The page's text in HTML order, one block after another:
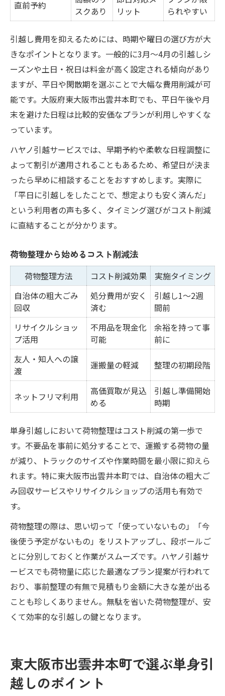
直前予約
スクあり
リット
られやすい
引越し費用を抑えるためには、時期や曜日の選び方が大
きなポイントとなります。一般的に3月～4月の引越しシ
ーズンや土日・祝日は料金が高く設定される傾向があり
ますが、平日や閑散期を選ぶことで大幅な費用削減が可
能です。大阪府東大阪市出雲井本町でも、平日午後や月
末を避けた日程は比較的安価なプランが利用しやすくな
っています。
ハヤノ引越サービスでは、早期予約や柔軟な日程調整に
よって割引が適用されることもあるため、希望日が決ま
ったら早めに相談することをおすすめします。実際に
「平日に引越しをしたことで、想定よりも安く済んだ」
という利用者の声も多く、タイミング選びがコスト削減
に直結することが分かります。
荷物整理から始めるコスト削減法
荷物整理方法 コスト削減効果
実施タイミング
自治体の粗大ごみ
回収
処分費用が安く
済む
引越し1〜2週
間前
リサイクルショッ
プ活用
不用品を現金化
可能
余裕を持って事
前に
友人・知人への譲
渡
運搬量の軽減 整理の初期段階
ネットフリマ利用
高価買取が見込
める
引越し準備開始
時期
単身引越しにおいて荷物整理はコスト削減の第一歩で
す。不要品を事前に処分することで、運搬する荷物の量
が減り、トラックのサイズや作業時間を最小限に抑えら
れます。特に東大阪市出雲井本町では、自治体の粗大ご
み回収サービスやリサイクルショップの活用も有効で
す。
荷物整理の際は、思い切って「使っていないもの」「今
後使う予定がないもの」をリストアップし、段ボールご
とに分別しておくと作業がスムーズです。ハヤノ引越サ
ービスでも荷物量に応じた最適なプラン提案が行われて
おり、事前整理の有無で見積もり金額に大きな差が出る
ことも珍しくありません。無駄を省いた荷物整理が、安
くて効率的な引越しの鍵となります。
東大阪市出雲井本町で選ぶ単身引
越しのポイント